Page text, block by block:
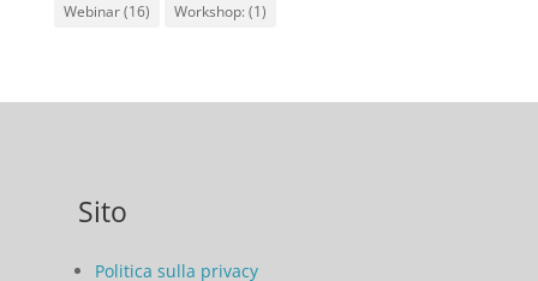
Webinar(16) Workshop: (1)
Sito
Politica sulla privacy